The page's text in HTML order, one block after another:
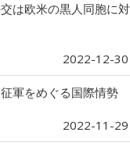
は欧米の黒人同胞に
2022-12-
軍をめぐる国際情勢
2022-11-